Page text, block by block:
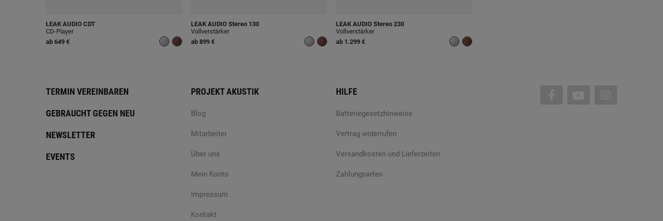
LEAK AUDIO CDT
CD-Player
ab 649 €
LEAK AUDIO Stereo 130
Vollverstärker
ab 899 €
LEAK AUDIO Stereo 230
Vollverstärker
ab 1.299 €
TERMIN VEREINBAREN
GEBRAUCHT GEGEN NEU
NEWSLETTER
EVENTS
PROJEKT AKUSTIK
Blog
Mitarbeiter
Über uns
Mein Konto
Impressum
Kontakt
HILFE
Batteriegesetzhinweise
Vertrag widerrufen
Versandkosten und Lieferzeiten
Zahlungsarten